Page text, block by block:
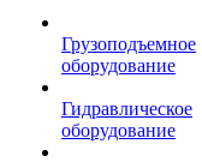
Грузоподъемное
оборудование
Гидравлическое
оборудование